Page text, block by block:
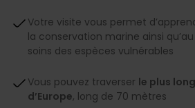
Votre visite vous permet
la conservation marine ainsi
soins des espèces vulnérables
Vous pouvez traverser le plus
d’Europe, long de 70 mètres